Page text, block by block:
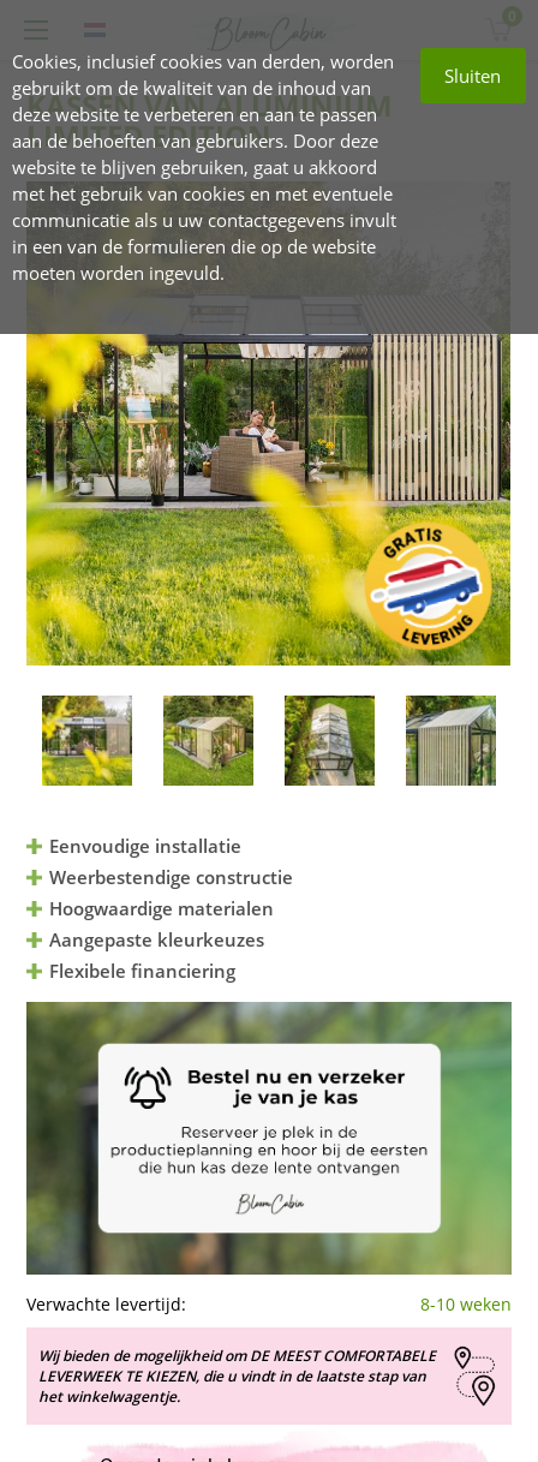
Cookies, inclusief cookies van derden, worden
gebruikt om de kwaliteit van de inhoud van
deze website te verbeteren en aan te passen
aan de behoeften van gebruikers. Door deze
website te blijven gebruiken, gaat u akkoord
met het gebruik van cookies en met eventuele
communicatie als u uw contactgegevens invult
in een van de formulieren die op de website
moeten worden ingevuld.
Sluiten
0
KASSEN VAN ALUMINIUM
LIMITED EDITION
Eenvoudige installatie
Weerbestendige constructie
Hoogwaardige materialen
Aangepaste kleurkeuzes
Flexibele financiering
Verwachte levertijd: 8-10 weken
Wij bieden de mogelijkheid om DE MEEST COMFORTABELE
LEVERWEEK TE KIEZEN, die u vindt in de laatste stap van
het winkelwagentje.